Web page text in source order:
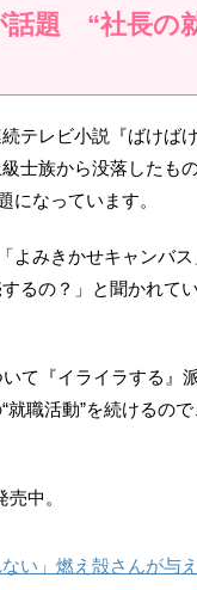
話題 “社長の
テレビ小説『ばけば
士族から没落したも
になっています。
よみきかせキャンバ
るの？」と聞かれて
て『イライラする』
職活動”を続けるの
中。
い」燃え殻さんが与